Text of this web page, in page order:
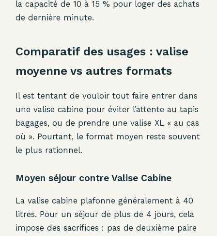
la capacité de 10 à 15 % pour loger des achats
de dernière minute.
Comparatif des usages : valise
moyenne vs autres formats
Il est tentant de vouloir tout faire entrer dans
une valise cabine pour éviter l’attente au tapis
bagages, ou de prendre une valise XL « au cas
où ». Pourtant, le format moyen reste souvent
le plus rationnel.
Moyen séjour contre Valise Cabine
La valise cabine plafonne généralement à 40
litres. Pour un séjour de plus de 4 jours, cela
impose des sacrifices : pas de deuxième paire